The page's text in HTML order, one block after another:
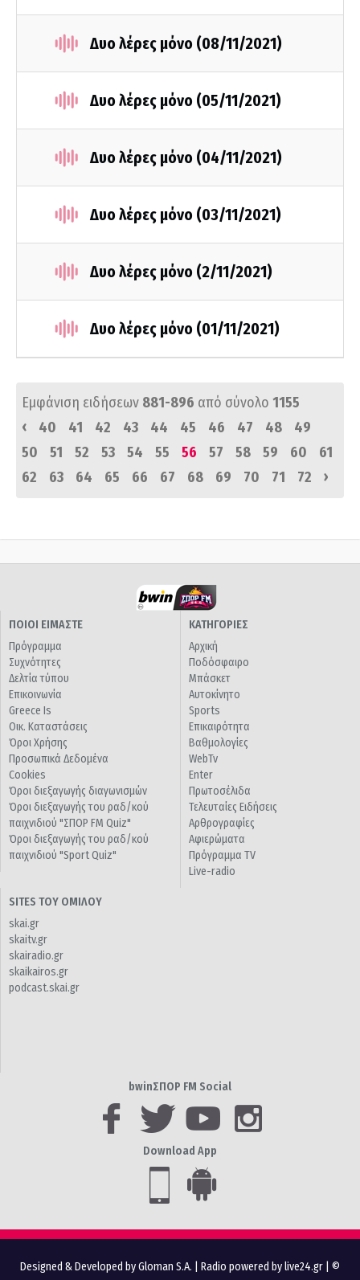
Δυο λέρες μόνο (08/11/2021)
Δυο λέρες μόνο (05/11/2021)
Δυο λέρες μόνο (04/11/2021)
Δυο λέρες μόνο (03/11/2021)
Δυο λέρες μόνο (2/11/2021)
Δυο λέρες μόνο (01/11/2021)
Εμφάνιση ειδήσεων 881-896 από σύνολο 1155
‹
40 41 42 43 44 45 46 47 48
49
50
51 52 53 54 55 56 57 58 59 60
61
62
63 64 65 66 67 68 69 70 71 72 ›
ΠΟΙΟΙ ΕΙΜΑΣΤΕ
Πρόγραμμα
Συχνότητες
Δελτία τύπου
Επικοινωνία
Greece Is
Οικ. Καταστάσεις
Όροι Χρήσης
Προσωπικά Δεδομένα
Cookies
Όροι διεξαγωγής διαγωνισμών
Όροι διεξαγωγής του ραδ/κού
παιχνιδιού "ΣΠΟΡ FM Quiz"
Όροι διεξαγωγής του ραδ/κού
παιχνιδιού "Sport Quiz"
ΚΑΤΗΓΟΡΙΕΣ
Αρχική
Ποδόσφαιρο
Μπάσκετ
Αυτοκίνητο
Sports
Επικαιρότητα
Βαθμολογίες
WebTv
Enter
Πρωτοσέλιδα
Τελευταίες Ειδήσεις
Αρθρογραφίες
Αφιερώματα
Πρόγραμμα TV
Live-radio
SITES ΤΟΥ ΟΜΙΛΟΥ
skai.gr
skaitv.gr
skairadio.gr
skaikairos.gr
podcast.skai.gr
bwinΣΠΟΡ FM Social
Download App
Designed & Developed by Gloman S.A. Radio powered by live24.gr | ©